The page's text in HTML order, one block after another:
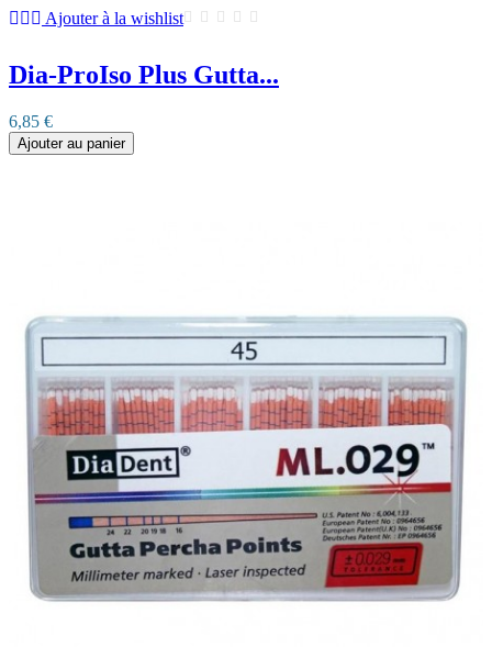
Ajouter à la wishlist
Dia-ProIso Plus Gutta...
6,85 €
Ajouter au panier